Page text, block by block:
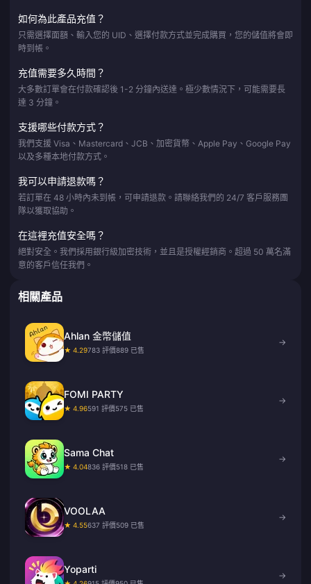
如何為此產品充值？
只需選擇面額、輸入您的 UID、選擇付款方式並完成購買，您的儲值將會即
時到帳。
充值需要多久時間？
大多數訂單會在付款確認後 1-2 分鐘內送達。極少數情況下，可能需要長
達 3 分鐘。
支援哪些付款方式？
我們支援 Visa、Mastercard、JCB、加密貨幣、Apple Pay、Google Pay
以及多種本地付款方式。
我可以申請退款嗎？
若訂單在 48 小時內未到帳，可申請退款。請聯絡我們的 24/7 客戶服務團
隊以獲取協助。
在這裡充值安全嗎？
絕對安全。我們採用銀行級加密技術，並且是授權經銷商。超過 50 萬名滿
意的客戶信任我們。
相關產品
Ahlan 金幣儲值
★ 4.29783 評價889 已售
→
FOMI PARTY
★ 4.96591 評價575 已售
→
Sama Chat
★ 4.04836 評價518 已售
→
VOOLAA
★ 4.55637 評價509 已售
→
Yoparti
→